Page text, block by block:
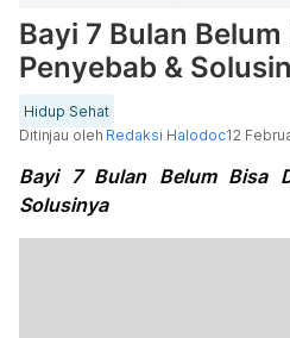
Bayi 7 Bulan
Penyebab &
Hidup Sehat
Ditinjau oleh Redaksi Halodoc12
Bayi 7 Bulan Belum Bisa
Solusinya